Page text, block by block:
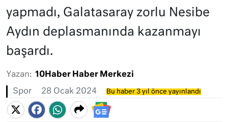
yapmadı, Galatasaray zorlu Nesibe
Aydın deplasmanında kazanmayı
başardı.
Yazan: 10Haber Haber Merkezi
Spor 28 Ocak 2024 Bu haber 3 yıl önce yayınlandı